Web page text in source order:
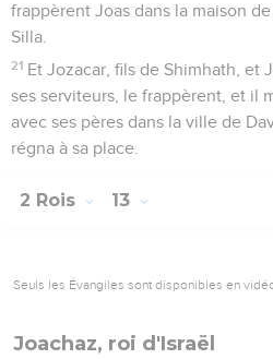
frappèrent Joas dans la maison
Silla.
21 Et Jozacar, fils de Shimhath, et
ses serviteurs, le frappèrent, et il
avec ses pères dans la ville de
régna à sa place.
2 Rois 13
Seuls les Évangiles sont disponibles en
Joachaz, roi d'Israël